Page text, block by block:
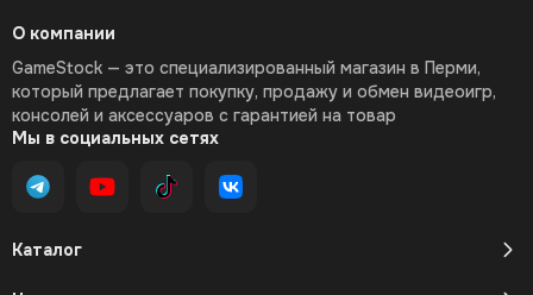
Каталог
О компании
GameStock — это специализированный магазин в Перми,
который предлагает покупку, продажу и обмен видеоигр,
консолей и аксессуаров с гарантией на товар
Мы в социальных сетях